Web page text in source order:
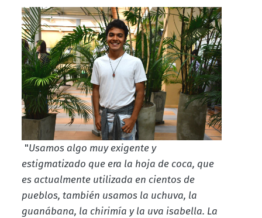
"Usamos algo muy exigente y
estigmatizado que era la hoja de coca, que
es actualmente utilizada en cientos de
pueblos, también usamos la uchuva, la
guanábana, la chirimía y la uva isabella. La